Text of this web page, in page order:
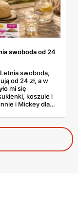
swoboda od 24
swoboda,
od 24 zł, a w
mi się
koszule i
i Mickey dla
drobiazgi w
to, na
można